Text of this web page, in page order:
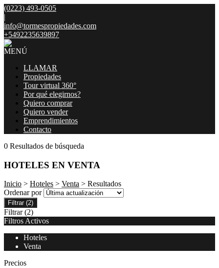
(0223) 493-0505
|
info@tormespropiedades.com
+5492235639897
MENÚ
LLAMAR
Propiedades
Tour virtual 360°
Por qué elegirnos?
Quiero comprar
Quiero vender
Emprendimientos
Contacto
0 Resultados de búsqueda
HOTELES EN VENTA
Inicio > Hoteles > Venta > Resultados
Ordenar por
Filtrar (2)
Filtrar (2)
Filtros Activos
Hoteles
Venta
Precios